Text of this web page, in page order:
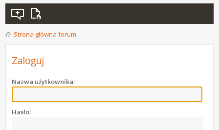
Strona główna forum
Zaloguj
Nazwa użytkownika:
Hasło: